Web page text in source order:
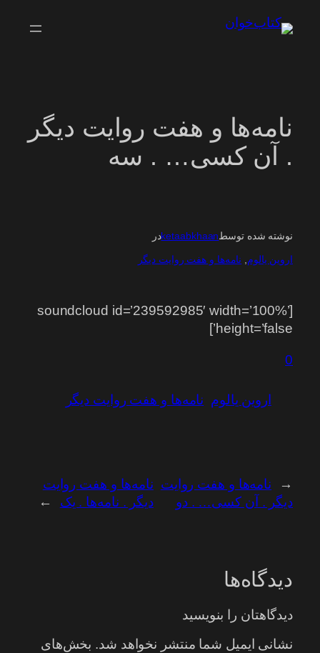
نامه‌ها و هفت روایت دیگر
. آن کسی… . سه
نوشته شده توسطketaabkhaanدر
اروین یالوم نامه‌ها و هفت روایت دیگر
[soundcloud id=’239592985′ width=’100%’
height=’false’]
0
اروین یالوم نامه‌ها و هفت روایت دیگر
←
نامه‌ها و هفت روایت
دیگر . آن کسی… . دو
نامه‌ها و هفت روایت
دیگر . نامه‌ها . یک
→
دیدگاه‌ها
دیدگاهتان را بنویسید
نشانی ایمیل شما منتشر نخواهد شد. بخش‌های